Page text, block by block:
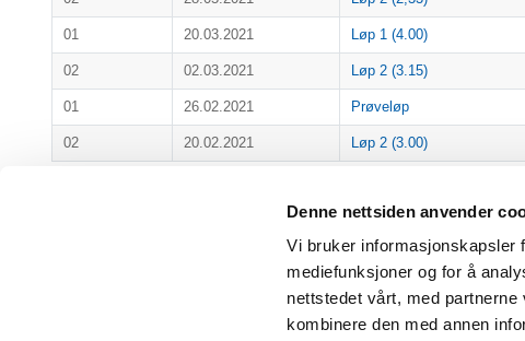
Denne nettsiden anvender
Vi bruker informasjonskapsler
mediefunksjoner og for å
nettstedet vårt, med
kombinere den med annen
01 20.03.2021 Løp 1 (4.00)
02 02.03.2021 Løp 2 (3.15)
01 26.02.2021 Prøveløp
02 20.02.2021 Løp 2 (3.00)